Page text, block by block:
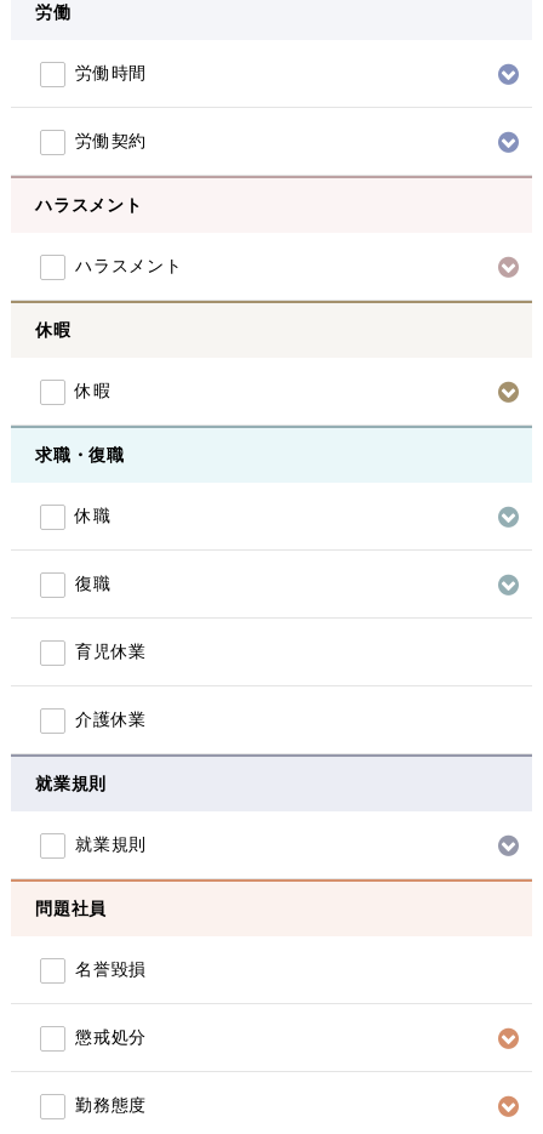
労働
労働時間
労働契約
ハラスメント
ハラスメント
休暇
休暇
求職・復職
休職
復職
育児休業
介護休業
就業規則
就業規則
問題社員
名誉毀損
懲戒処分
勤務態度